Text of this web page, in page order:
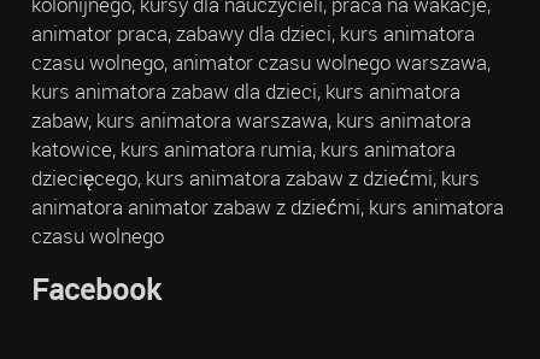
animator praca, zabawy dla dzieci, kurs animatora
czasu wolnego, animator czasu wolnego warszawa,
kurs animatora zabaw dla dzieci, kurs animatora
zabaw, kurs animatora warszawa, kurs animatora
katowice, kurs animatora rumia, kurs animatora
dziecięcego, kurs animatora zabaw z dziećmi, kurs
animatora animator zabaw z dziećmi, kurs animatora
czasu wolnego
Facebook